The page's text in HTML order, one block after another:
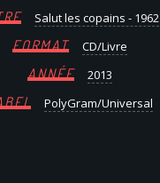
Salut les copains - 1962
FORMAT CD/Livre
ANNÉE 2013
PolyGram/Universal